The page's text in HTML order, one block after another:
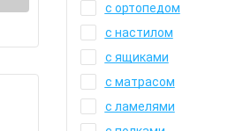
с ортопедом
с настилом
с ящиками
с матрасом
с ламелями